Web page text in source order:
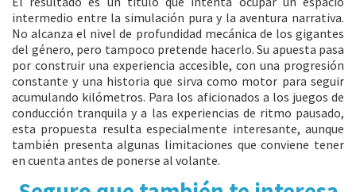
intermedio entre la simulación pura y la aventura narrativa.
No alcanza el nivel de profundidad mecánica de los gigantes
del género, pero tampoco pretende hacerlo. Su apuesta pasa
por construir una experiencia accesible, con una progresión
constante y una historia que sirva como motor para seguir
acumulando kilómetros. Para los aficionados a los juegos de
conducción tranquila y a las experiencias de ritmo pausado,
esta propuesta resulta especialmente interesante, aunque
también presenta algunas limitaciones que conviene tener
en cuenta antes de ponerse al volante.